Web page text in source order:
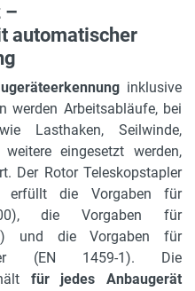
Hubhöhe
–
automatischer
inklusive
werden Arbeitsabläufe, bei
Lasthaken, Seilwinde,
eingesetzt werden,
Der Rotor Teleskopstapler
erfüllt die Vorgaben für
die Vorgaben für
und die Vorgaben für
(EN 1459-1). Die
für jedes Anbaugerät